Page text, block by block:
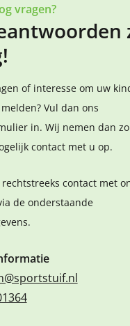
vragen?
of interesse om uw
Vul dan ons
in. Wij nemen dan zo
contact met u op.
rechtstreeks contact met
de onderstaande